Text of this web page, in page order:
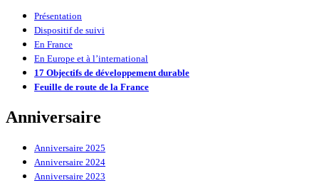
Présentation
Dispositif de suivi
En France
En Europe et à l’international
17 Objectifs de développement durable
Feuille de route de la France
Anniversaire
Anniversaire 2025
Anniversaire 2024
Anniversaire 2023